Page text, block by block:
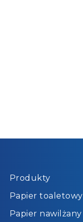
Produkty
Papier toaletowy
Papier nawilżany